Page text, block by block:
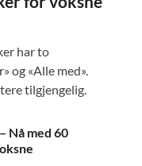
har to
og «Alle med».
tilgjengelig.
Nå med 60